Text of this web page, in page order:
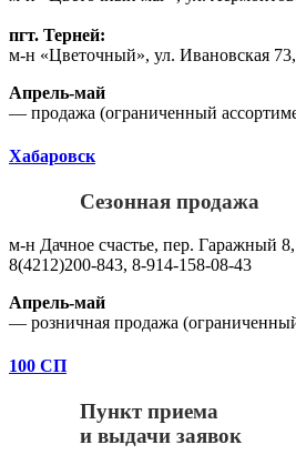
пгт. Терней:
м-н «Цветочный», ул. Ивановская
Апрель-май
— продажа (ограниченный
Хабаровск
Сезонная продажа
м-н Дачное счастье, пер. Гаражный
8(4212)200-843, 8-914-158-08-43
Апрель-май
— розничная продажа
100 СП
Пункт приема
и выдачи заявок